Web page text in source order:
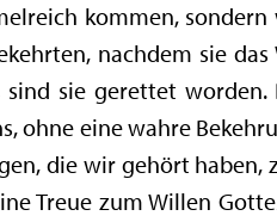
kommen,
nachdem sie
sie gerettet worden.
ohne eine wahre
die wir gehört haben,
Treue zum Willen